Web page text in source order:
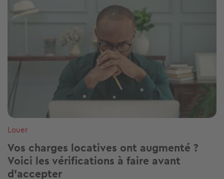
Louer
Vos charges locatives ont augmenté ?
Voici les vérifications à faire avant
d’accepter